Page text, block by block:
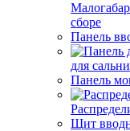
сборе
Панель
для
Панель
Щит